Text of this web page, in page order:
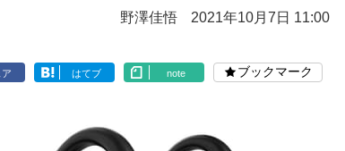
野澤佳悟 2021年10月7日 11:00
ア はてブ note ブックマーク